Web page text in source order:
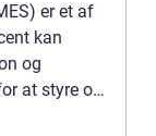
er et af
kan
og
at styre og